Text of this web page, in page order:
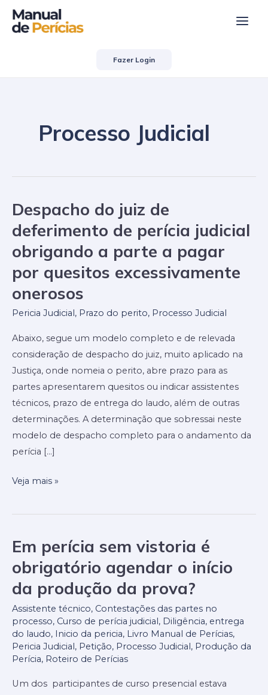
para
Fazer Login
Processo Judicial
Despacho do juiz de
deferimento de perícia judicial
obrigando a parte a pagar
por quesitos excessivamente
onerosos
Pericia Judicial , Prazo do perito, Processo Judicial
Abaixo, segue um modelo completo e de relevada
consideração de despacho do juiz, muito aplicado na
Justiça, onde nomeia o perito, abre prazo para as
partes apresentarem quesitos ou indicar assistentes
técnicos, prazo de entrega do laudo, além de outras
determinações. A determinação que sobressai neste
modelo de despacho completo para o andamento da
perícia […]
Despacho
do
juiz
de
deferimento
judicial
obrigando
a
parte
a
pagar
por
quesitos
excessivamente
Veja mais »
Em perícia sem vistoria é
obrigatório agendar o início
da produção da prova?
Assistente técnico, Contestações das partes no
processo, Curso de perícia judicial, Diligência, entrega
do laudo, Inicio da pericia, Livro Manual de Perícias,
Pericia Judicial, Petição, Processo Judicial, Produção da
Perícia, Roteiro de Perícias
Um dos participantes de curso presencial estava
Em
perícia
sem
vistoria
é
obrigatório
agendar
o
da